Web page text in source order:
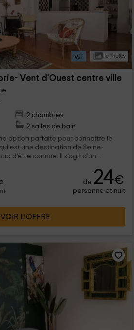
15 Photos
Vent d'Ouest centre ville
2 chambres
2 salles de bain
option parfaite pour connaître le
est une destination de Seine-
connue. Il s’agit d’un
peut accueillir se sentent comme
de 24€
personne et nuit
VOIR L’OFFRE